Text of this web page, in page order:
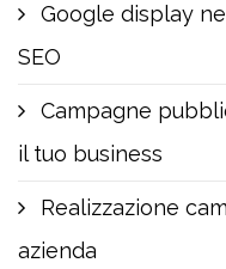
Google display
SEO
Campagne
il tuo business
Realizzazione
azienda